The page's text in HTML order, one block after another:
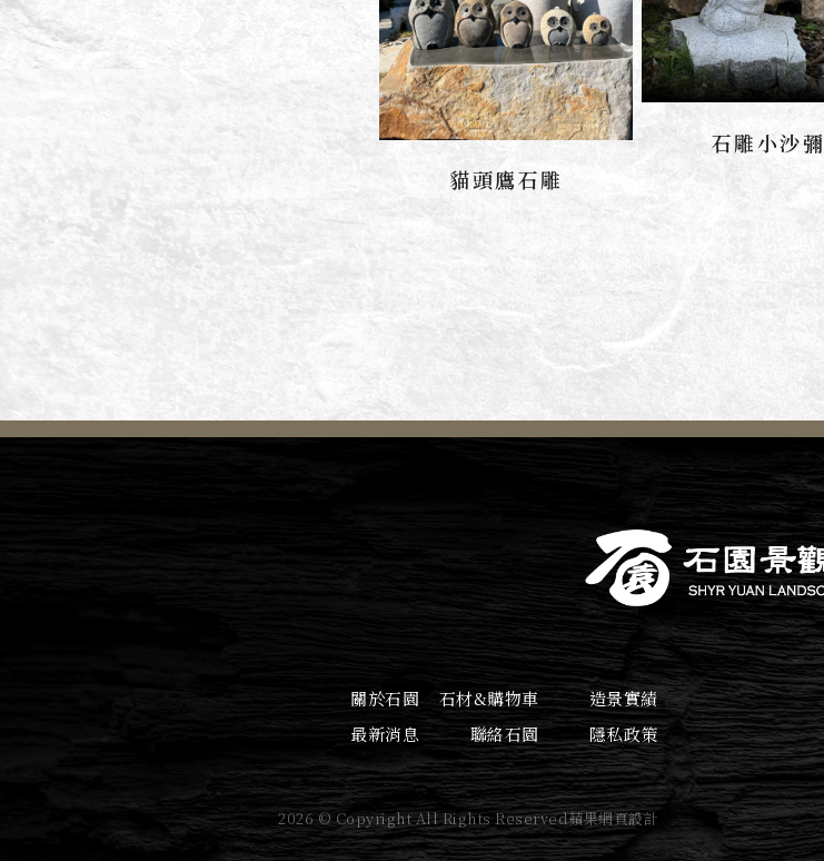
聯絡我們貓頭鷹石雕
聯絡我們石雕小沙彌
關於石園 石材&購物車
造景實績
最新消息
聯絡石園 隱私政策
2026 © Copyright All Rights Reserved蘋果網頁設計